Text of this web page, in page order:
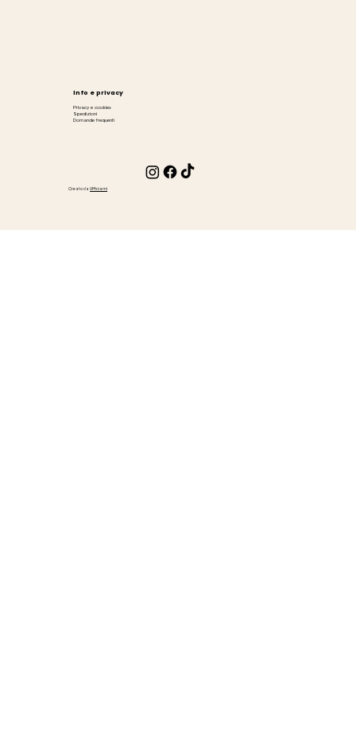
Info e privacy
Privacy e cookies
Spedizioni
Domande frequenti
Creato da Ufficiami